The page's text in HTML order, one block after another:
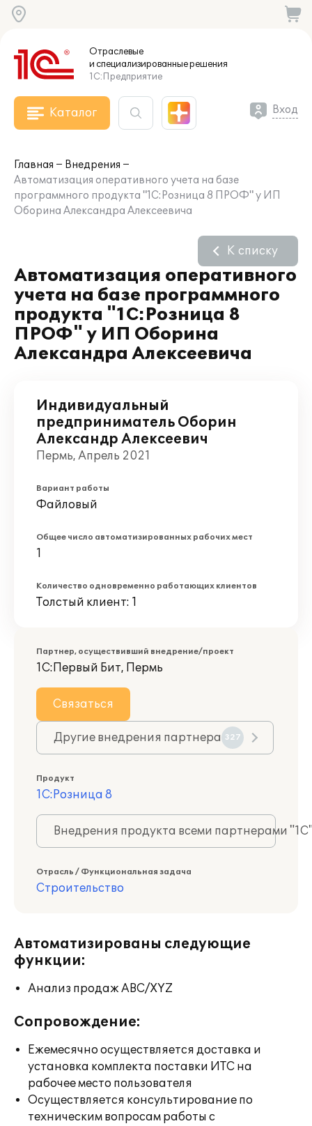
Отраслевые
и специализированныерешения
1С:Предприятие
Каталог Вход
Главная
Внедрения
Автоматизация оперативного учета на базе
программного продукта "1С:Розница 8 ПРОФ" у ИП
Оборина Александра Алексеевича
Автоматизация оперативного
учета на базе программного
продукта "1С:Розница 8
ПРОФ" у ИП Оборина
Александра Алексеевича
К списку
Индивидуальный
предприниматель Оборин
Александр Алексеевич
Пермь, Апрель 2021
Вариант работы
Файловый
Общее число автоматизированных рабочих мест
1
Количество одновременно работающих клиентов
Толстый клиент: 1
Партнер, осуществивший внедрение/проект
1С:Первый Бит, Пермь
Связаться
Другие внедрения партнера 327
Продукт
1С:Розница 8
Внедрения продукта всеми партнерами
Отрасль / Функциональная задача
Строительство
Автоматизированы следующие
функции:
Анализ продаж ABC/XYZ
Сопровождение:
Ежемесячно осуществляется доставка и
установка комплекта поставки ИТС на
рабочее место пользователя
Осуществляется консультирование по
техническим вопросам работы с